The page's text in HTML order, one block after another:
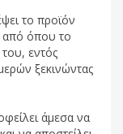
το προϊόν
από όπου το
εντός
ξεκινώντας
άμεσα να